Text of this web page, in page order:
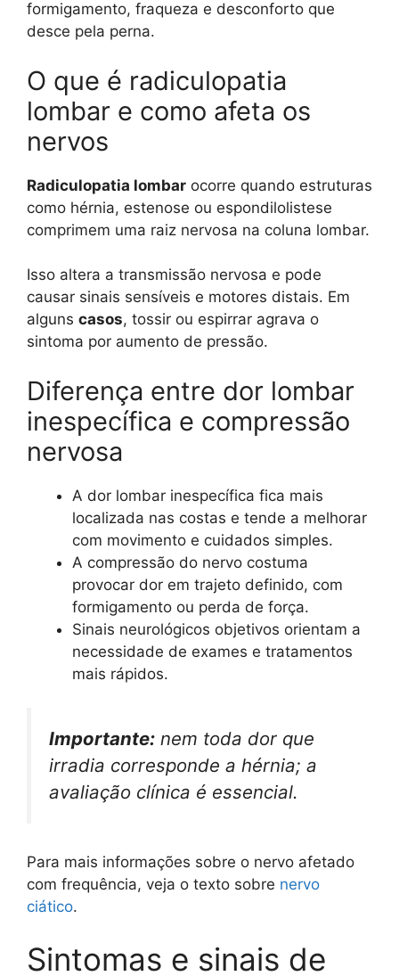
formigamento, fraqueza e desconforto que
desce pela perna.
O que é radiculopatia
lombar e como afeta os
nervos
Radiculopatia lombar ocorre quando estruturas
como hérnia, estenose ou espondilolistese
comprimem uma raiz nervosa na coluna lombar.
Isso altera a transmissão nervosa e pode
causar sinais sensíveis e motores distais. Em
alguns casos, tossir ou espirrar agrava o
sintoma por aumento de pressão.
Diferença entre dor lombar
inespecífica e compressão
nervosa
A dor lombar inespecífica fica mais
localizada nas costas e tende a melhorar
com movimento e cuidados simples.
A compressão do nervo costuma
provocar dor em trajeto definido, com
formigamento ou perda de força.
Sinais neurológicos objetivos orientam a
necessidade de exames e tratamentos
mais rápidos.
Importante: nem toda dor que
irradia corresponde a hérnia; a
avaliação clínica é essencial.
Para mais informações sobre o nervo afetado
com frequência, veja o texto sobre nervo
ciático.
Sintomas e sinais de